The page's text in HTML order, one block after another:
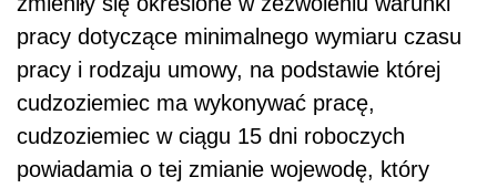
pracy dotyczące minimalnego wymiaru czasu
pracy i rodzaju umowy, na podstawie której
cudzoziemiec ma wykonywać pracę,
cudzoziemiec w ciągu 15 dni roboczych
powiadamia o tej zmianie wojewodę, który